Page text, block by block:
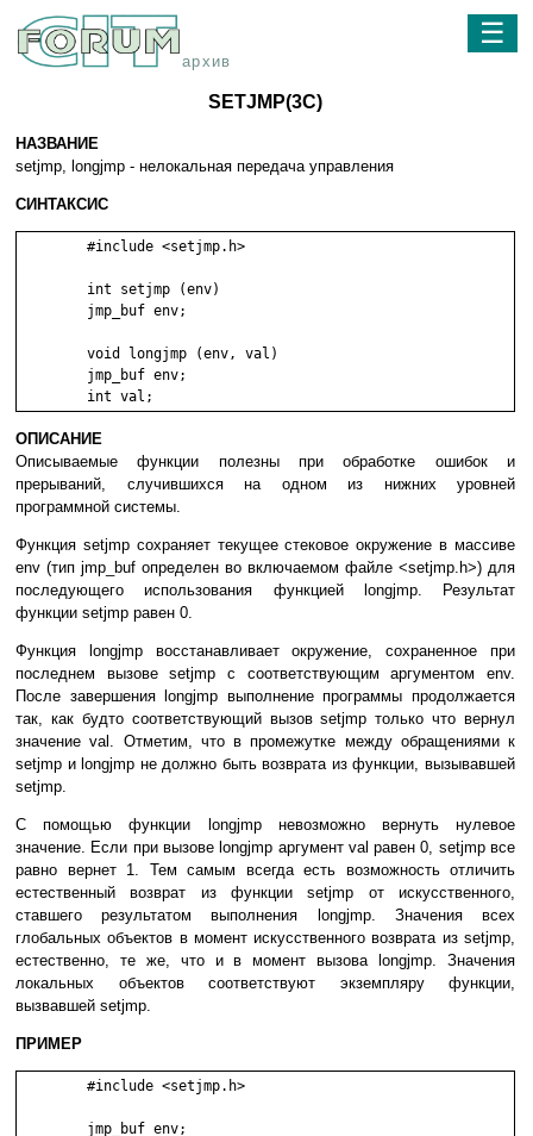
архив
☰
SETJMP(3C)
НАЗВАНИЕ
setjmp, longjmp - нелокальная передача управления
СИНТАКСИС
ОПИСАНИЕ
Описываемые функции полезны при обработке ошибок и
прерываний, случившихся на одном из нижних уровней
программной системы.
Функция setjmp сохраняет текущее стековое окружение в массиве
env (тип jmp_buf определен во включаемом файле <setjmp.h>) для
последующего использования функцией longjmp. Результат
функции setjmp равен 0.
Функция longjmp восстанавливает окружение, сохраненное при
последнем вызове setjmp с соответствующим аргументом env.
После завершения longjmp выполнение программы продолжается
так, как будто соответствующий вызов setjmp только что вернул
значение val. Отметим, что в промежутке между обращениями к
setjmp и longjmp не должно быть возврата из функции, вызывавшей
setjmp.
С помощью функции longjmp невозможно вернуть нулевое
значение. Если при вызове longjmp аргумент val равен 0, setjmp все
равно вернет 1. Тем самым всегда есть возможность отличить
естественный возврат из функции setjmp от искусственного,
ставшего результатом выполнения longjmp. Значения всех
глобальных объектов в момент искусственного возврата из setjmp,
естественно, те же, что и в момент вызова longjmp. Значения
локальных объектов соответствуют экземпляру функции,
вызвавшей setjmp.
ПРИМЕР